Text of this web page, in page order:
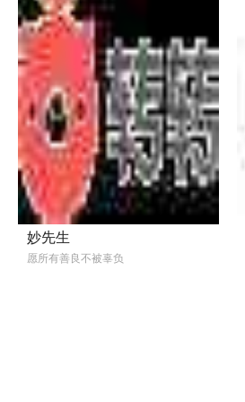
妙先生
愿所有善良不被辜负